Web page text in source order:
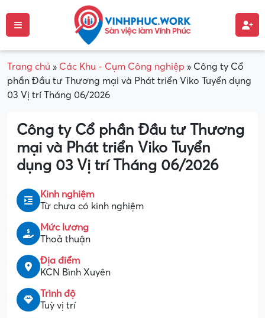
Trang chủ » Các Khu - Cụm Công nghiệp » Công ty Cổ
phần Đầu tư Thương mại và Phát triển Viko Tuyển dụng
03 Vị trí Tháng 06/2026
Công ty Cổ phần Đầu tư Thương
mại và Phát triển Viko Tuyển
dụng 03 Vị trí Tháng 06/2026
Kinh nghiệm
Từ chưa có kinh nghiệm
Mức lương
Thoả thuận
Địa điểm
KCN Bình Xuyên
Trình độ
Tuỳ vị trí